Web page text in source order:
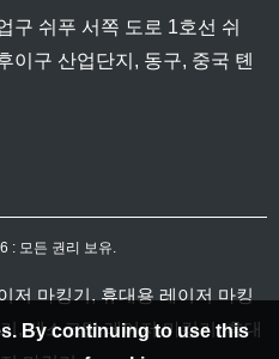
구 쉬푸 서쪽 도로 1호선 쉬
이구 산업단지, 동구, 중국 톈
: 모든 권리 보유.
저 마킹기, 휴대용 레이저 마킹
,데스크탑 레이저 마킹기,휴대
By continuing to use this